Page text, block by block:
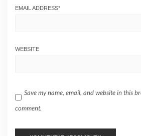
EMAIL ADDRESS*
WEBSITE
Save my name, email, and website in this
comment.